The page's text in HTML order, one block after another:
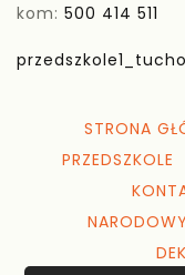
kom: 500 414 511
STRONA
PRZEDSZKOLE